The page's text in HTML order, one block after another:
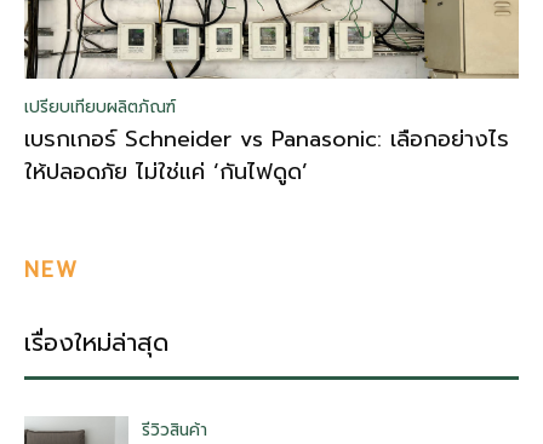
เปรียบเทียบผลิตภัณฑ์
เบรกเกอร์ Schneider vs Panasonic: เลือกอย่างไร
ให้ปลอดภัย ไม่ใช่แค่ ‘กันไฟดูด’
NEW
เรื่องใหม่ล่าสุด
รีวิวสินค้า